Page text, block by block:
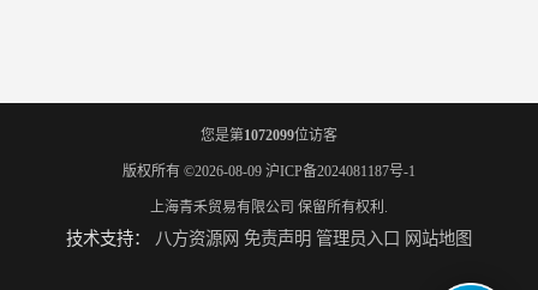
您是第1072099位访客
版权所有 ©2026-08-09 沪ICP备2024081187号-1
上海青禾贸易有限公司 保留所有权利.
技术支持： 八方资源网 免责声明 管理员入口 网站地图